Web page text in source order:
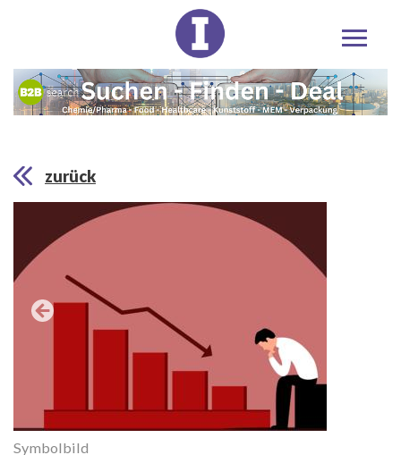
zurück
Symbolbild